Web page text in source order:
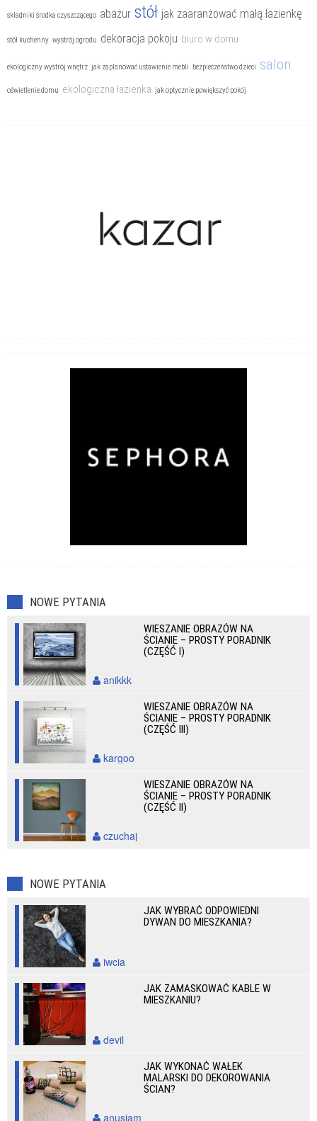
składniki środka czyszczącego abażur stół jak zaaranżować małą łazienkę
stół kuchenny wystrój ogrodu dekoracja pokoju biuro w domu
ekologiczny wystrój wnętrz jak zaplanować ustawienie mebli bezpieczeństwo dzieci salon
oświetlenie domu ekologiczna łazienka jak optycznie powiększyć pokój
NOWE PYTANIA
WIESZANIE OBRAZÓW NA
ŚCIANIE – PROSTY PORADNIK
(CZĘŚĆ I)
anikkk
WIESZANIE OBRAZÓW NA
ŚCIANIE – PROSTY PORADNIK
(CZĘŚĆ III)
kargoo
WIESZANIE OBRAZÓW NA
ŚCIANIE – PROSTY PORADNIK
(CZĘŚĆ II)
czuchaj
NOWE PYTANIA
JAK WYBRAĆ ODPOWIEDNI
DYWAN DO MIESZKANIA?
iwcia
JAK ZAMASKOWAĆ KABLE W
MIESZKANIU?
devil
JAK WYKONAĆ WAŁEK
MALARSKI DO DEKOROWANIA
ŚCIAN?
anusiam